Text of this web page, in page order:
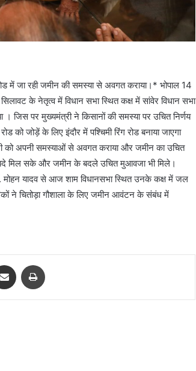
में जा रही जमीन की समस्या से अवगत कराया।* भोपाल 14
के नेतृत्व में विधान सभा स्थित कक्ष में सांवेर विधान सभा
जिस पर मुख्यमंत्री ने किसानों की समस्या पर उचित निर्णय
को जोड़ें के लिए इंदौर में पश्चिमी रिंग रोड बनाया जाएगा
को अपनी समस्याओं से अवगत कराया और जमीन का उचित
मिल सके और जमीन के बदले उचित मुआवजा भी मिले।
मोहन यादव से आज शाम विधानसभा स्थित उनके कक्ष में जल
ने चितोड़ा गौशाला के लिए जमीन आवंटन के संबंध में
Share via Email